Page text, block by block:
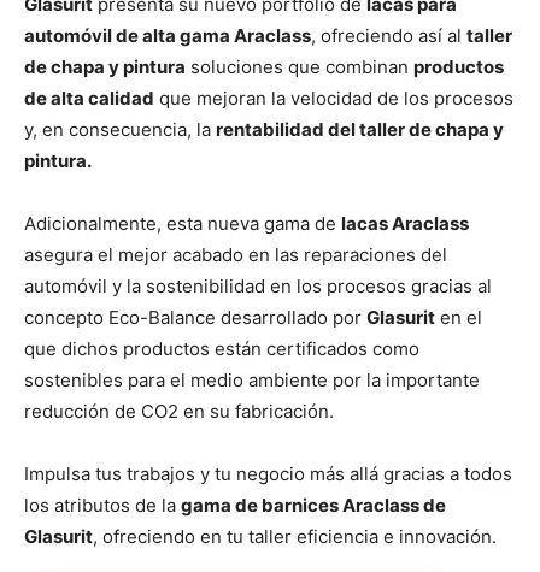
automóvil de alta gama Araclass, ofreciendo así al taller
de chapa y pintura soluciones que combinan productos
de alta calidad que mejoran la velocidad de los procesos
y, en consecuencia, la rentabilidad del taller de chapa y
pintura.
Adicionalmente, esta nueva gama de lacas Araclass
asegura el mejor acabado en las reparaciones del
automóvil y la sostenibilidad en los procesos gracias al
concepto Eco-Balance desarrollado por Glasurit en el
que dichos productos están certificados como
sostenibles para el medio ambiente por la importante
reducción de CO2 en su fabricación.
Impulsa tus trabajos y tu negocio más allá gracias a todos
los atributos de la gama de barnices Araclass de
Glasurit, ofreciendo en tu taller eficiencia e innovación.